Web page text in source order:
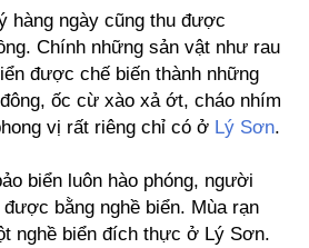
hàng ngày cũng thu được
Chính những sản vật như rau
được chế biến thành những
ốc cừ xào xả ớt, cháo nhím
vị rất riêng chỉ có ở Lý Sơn.
biển luôn hào phóng, người
bằng nghề biển. Mùa rạn
nghề biển đích thực ở Lý Sơn.